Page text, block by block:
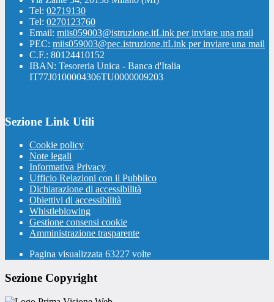
Tel: 02719130
Tel: 0270123760
Email: miis059003@istruzione.itLink per inviare una mail
PEC: miis059003@pec.istruzione.itLink per inviare una mail
C.F.: 80124410152
IBAN: Tesoreria Unica - Banca d'Italia
IT77J0100004306TU0000009203
Sezione Link Utili
Cookie policy
Note legali
Informativa Privacy
Ufficio Relazioni con il Pubblico
Dichiarazione di accessibilità
Obiettivi di accessibilità
Whistleblowing
Gestione consensi cookie
Amministrazione trasparente
Pagina visualizzata 63227 volte
Sezione Copyright